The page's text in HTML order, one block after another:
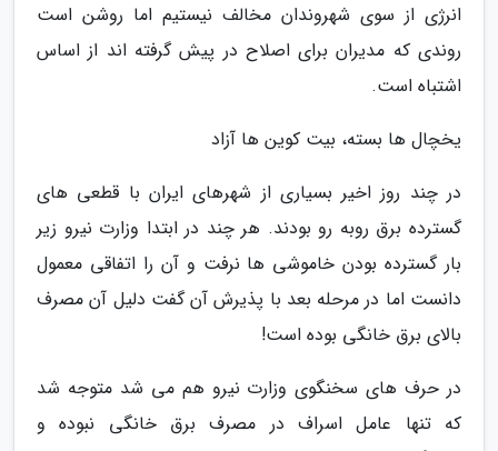
انرژی از سوی شهروندان مخالف نیستیم اما روشن است
روندی که مدیران برای اصلاح در پیش گرفته اند از اساس
اشتباه است.
یخچال ها بسته، بیت کوین ها آزاد
در چند روز اخیر بسیاری از شهرهای ایران با قطعی های
گسترده برق روبه رو بودند. هر چند در ابتدا وزارت نیرو زیر
بار گسترده بودن خاموشی ها نرفت و آن را اتفاقی معمول
دانست اما در مرحله بعد با پذیرش آن گفت دلیل آن مصرف
بالای برق خانگی بوده است!
در حرف های سخنگوی وزارت نیرو هم می شد متوجه شد
که تنها عامل اسراف در مصرف برق خانگی نبوده و